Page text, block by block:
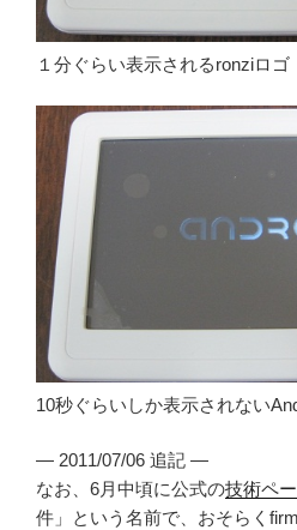
１分ぐらい表示されるronziロゴ
10秒ぐらいしか表示されない
— 2011/07/06 追記 —
なお、6月中頃に公式の技術ペ
件」という名前で、おそらく